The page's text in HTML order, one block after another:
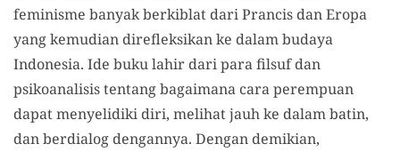
feminisme banyak berkiblat dari Prancis dan Eropa
yang kemudian direfleksikan ke dalam budaya
Indonesia. Ide buku lahir dari para filsuf dan
psikoanalisis tentang bagaimana cara perempuan
dapat menyelidiki diri, melihat jauh ke dalam batin,
dan berdialog dengannya. Dengan demikian,